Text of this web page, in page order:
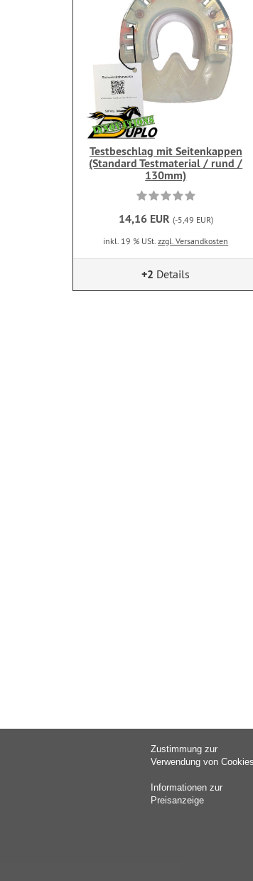
Testbeschlag mit Seitenkappen
(Standard Testmaterial / rund /
130mm)
14,16 EUR (-5,49 EUR)
inkl. 19 % USt.zzgl. Versandkosten
+2 Details
Zustimmung zur
Verwendung von Cookies
Informationen zur
Preisanzeige